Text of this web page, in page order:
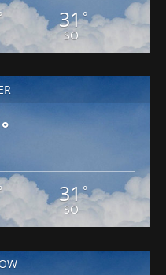
31°
SO
°
31°
SO